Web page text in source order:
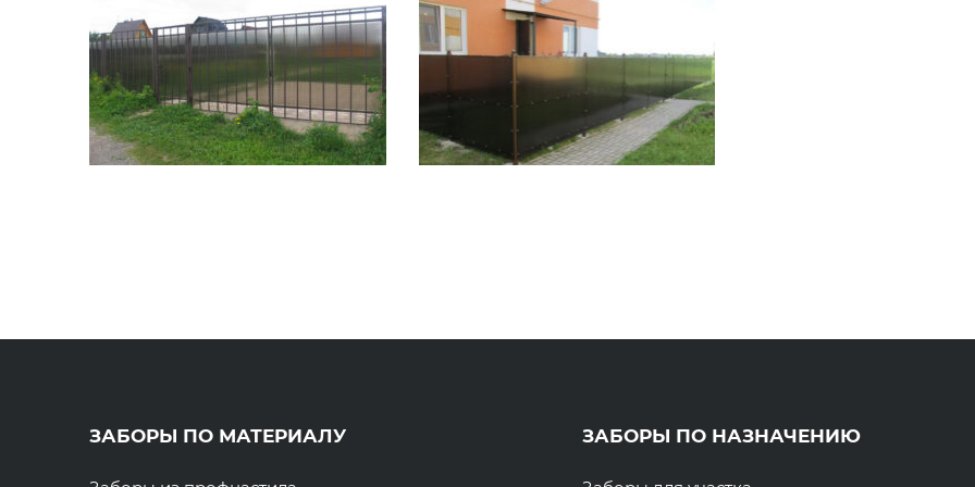
ЗАБОРЫ ПО МАТЕРИАЛУ ЗАБОРЫ ПО НАЗНАЧЕНИЮ